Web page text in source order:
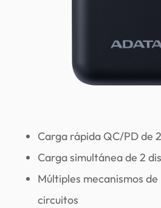
Carga rápida QC/PD de
Carga simultánea de 2
Múltiples mecanismos
circuitos